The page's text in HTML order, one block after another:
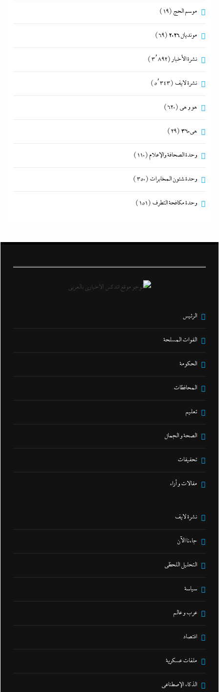
موسم الحج (19)
مونديال 2026 (69)
نشرة الأخبار(3٬892)
نشرة لايف (5٬343)
هو و هي (620)
هى360 (29)
وحدة الصحافة والإعلام(110)
وحدة شئون المخابرات (350)
وحدة مكافحة التطرف (151)
الرئيس
القوات المسلحة
الحكومة
المحافظات
تعليم
الصحة و الجمال
تحقيقات
مقالات و أراء
نشرة لايف
جاءنا الآن
التحليل اللحظي
سياسة
عرب و عالم
اقتصاد
ملفات عسكرية
الذكاء الإصطناعي